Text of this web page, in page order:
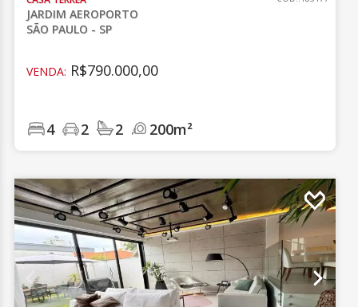
JARDIM AEROPORTO
SÃO PAULO - SP
VENDA: R$790.000,00
4 2 2 200m²